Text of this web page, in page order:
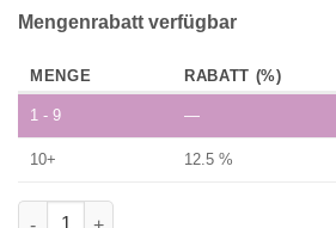
Mengenrabatt verfügbar
MENGE RABATT (%)
1 - 9 —
10+ 12.5 %
Notenhalteretui "Jenni" Menge